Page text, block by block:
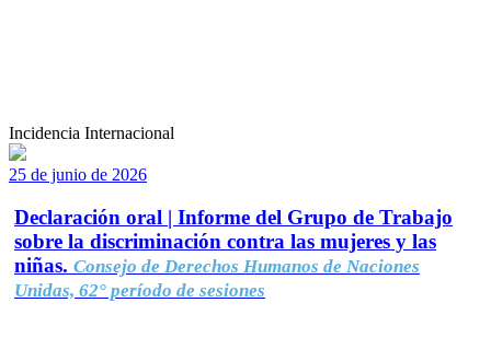
Incidencia Internacional
25 de junio de 2026
Declaración oral | Informe del Grupo de Trabajo
sobre la discriminación contra las mujeres y las
niñas. Consejo de Derechos Humanos de Naciones
Unidas, 62° período de sesiones